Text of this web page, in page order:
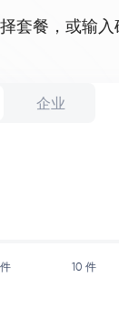
套餐，或输入
企业
件 10 件